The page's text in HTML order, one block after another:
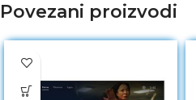
Povezani proizvodi